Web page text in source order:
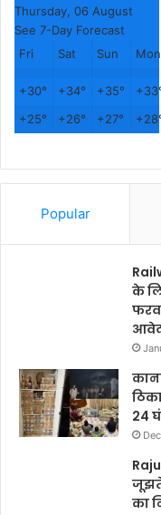
Thursday, 06 August
See 7-Day Forecast
Fri
Sat Sun Mon
+30° +34° +35° +
+25° +26° +27° +
Popular
के
24
जूझते
का